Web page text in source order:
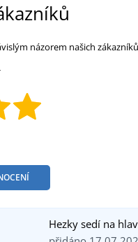
názorem našich
Hezky sedí na